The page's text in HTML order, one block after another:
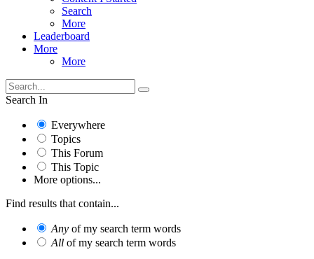
Search
More
Leaderboard
More
More
Search In
Everywhere
Topics
This Forum
This Topic
More options...
Find results that contain...
Any of my search term words
All of my search term words